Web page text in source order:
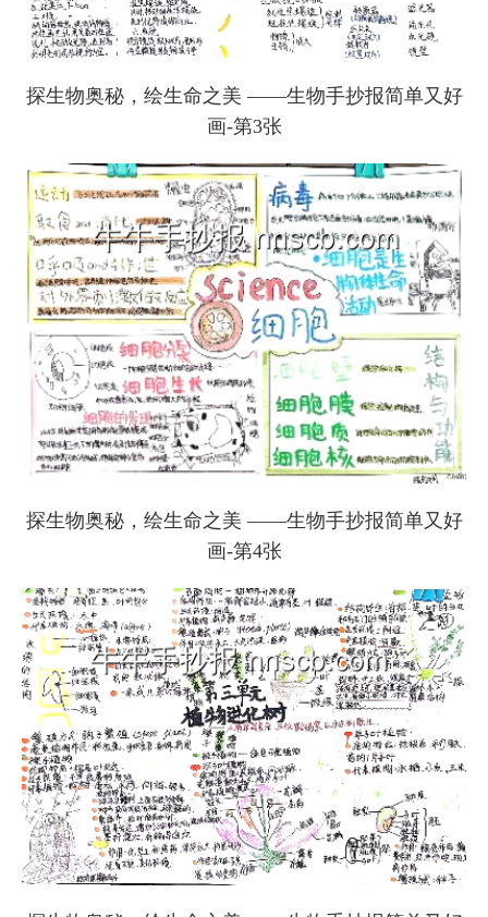
探生物奥秘，绘生命之美 ——生物手抄报简单又好
画-第3张
探生物奥秘，绘生命之美 ——生物手抄报简单又好
画-第4张